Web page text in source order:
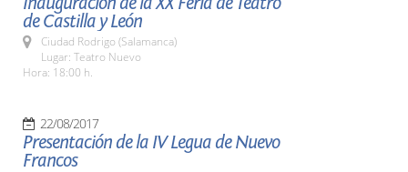
de Castilla y León
Ciudad Rodrigo (Salamanca)
Lugar: Teatro Nuevo
Hora: 18:00 h.
22/08/2017
Presentación de la IV Legua de Nuevo
Francos